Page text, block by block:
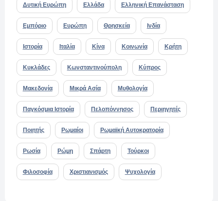
Δυτική Ευρώπη Ελλάδα Ελληνική Επανάσταση
Εμπόριο Ευρώπη Θρησκεία Ινδία
Ιστορία Ιταλία Κίνα Κοινωνία Κρήτη
Κυκλάδες Κωνσταντινούπολη Κύπρος
Μακεδονία Μικρά Ασία Μυθολογία
Παγκόσμια Ιστορία Πελοπόννησος Περιηγητές
Ποιητής Ρωμαίοι Ρωμαϊκή Αυτοκρατορία
Ρωσία Ρώμη Σπάρτη Τούρκοι
Φιλοσοφία Χριστιανισμός Ψυχολογία